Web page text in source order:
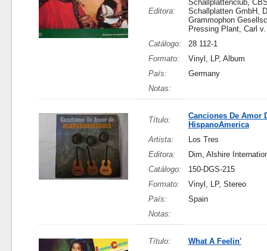
Editora:
Schallplattenclub,
Schallplatten GmbH,
Grammophon
Pressing Plant, Carl
Catálogo:
28 112-1
Formato:
Vinyl, LP, Album
País:
Germany
Notas:
Título:
Canciones De Amor
HispanoAmerica
Artista:
Los Tres
Editora:
Dim, Alshire
Catálogo:
150-DGS-215
Formato:
Vinyl, LP, Stereo
País:
Spain
Notas:
Título:
What A Feelin'